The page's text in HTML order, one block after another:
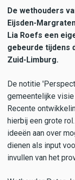
De wethouders
Eijsden-
Lia Roefs een
gebeurde tijdens
Zuid-Limburg.
De notitie
gemeentelijke
Recente
hierbij een grote
ideeën aan over
dienen als input
invullen van het